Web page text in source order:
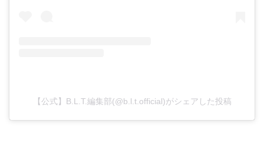
【公式】B.L.T.編集部(@b.l.t.official)がシェアした投稿